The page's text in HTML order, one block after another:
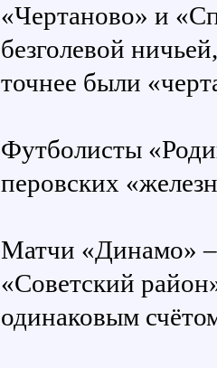
«Чертаново» и
безголевой
точнее были
Футболисты
перовских
Матчи «Динамо»
«Советский
одинаковым